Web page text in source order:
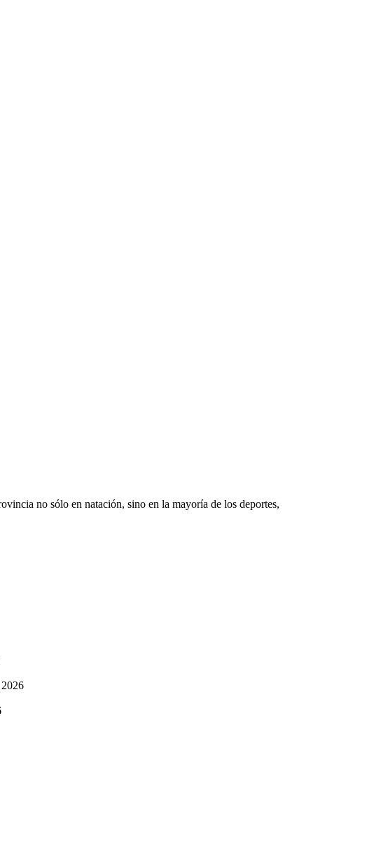
no sólo en natación, sino en la mayoría de los deportes,